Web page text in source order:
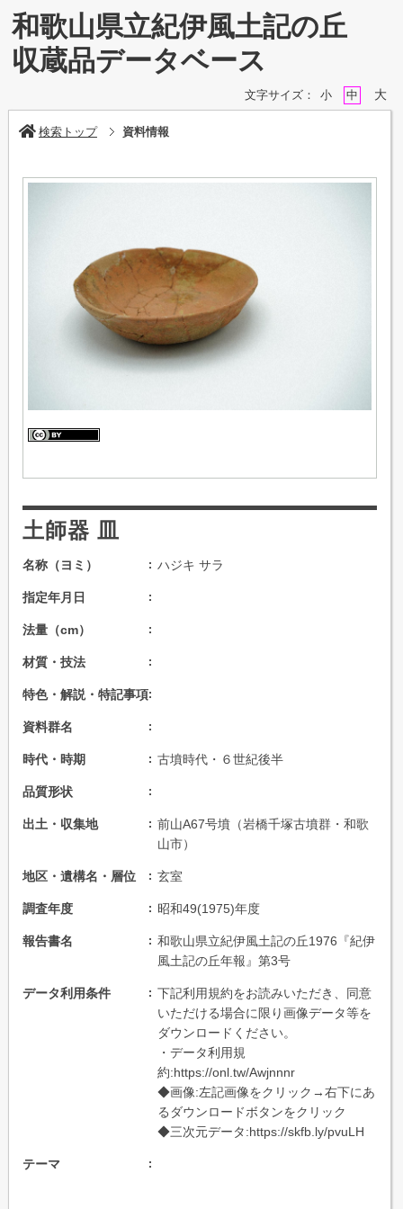
和歌山県立紀伊風土記の丘
収蔵品データベース
文字サイズ： 小 中 大
検索トップ 資料情報
土師器 皿
名称（ヨミ） ハジキ サラ
指定年月日
法量（cm）
材質・技法
特色・解説・特記事項
資料群名
時代・時期 古墳時代・６世紀後半
品質形状
出土・収集地
前山A67号墳（岩橋千塚古墳群・和歌
山市）
地区・遺構名・層位 玄室
調査年度 昭和49(1975)年度
報告書名
和歌山県立紀伊風土記の丘1976『紀伊
風土記の丘年報』第3号
データ利用条件
下記利用規約をお読みいただき、同意
いただける場合に限り画像データ等を
ダウンロードください。
・データ利用規
約:https://onl.tw/Awjnnnr
◆画像:左記画像をクリック→右下にあ
るダウンロードボタンをクリック
◆三次元データ:https://skfb.ly/pvuLH
テーマ